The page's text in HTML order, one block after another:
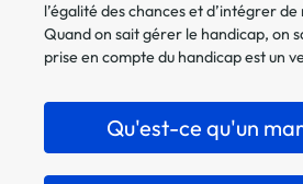
l’égalité des chances et d’intégrer
Quand on sait gérer le handicap, on
prise en compte du handicap est un
Qu'est-ce qu'un